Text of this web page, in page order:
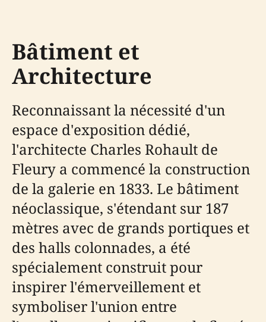
Bâtiment et
Architecture
Reconnaissant la nécessité d'un
espace d'exposition dédié,
l'architecte Charles Rohault de
Fleury a commencé la construction
de la galerie en 1833. Le bâtiment
néoclassique, s'étendant sur 187
mètres avec de grands portiques et
des halls colonnades, a été
spécialement construit pour
inspirer l'émerveillement et
symboliser l'union entre